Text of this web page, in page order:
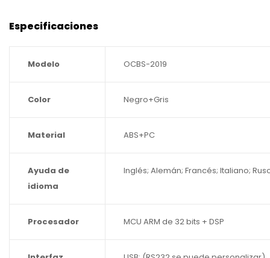
Especificaciones
Modelo OCBS-2019
Color Negro+Gris
Material ABS+PC
Ayuda de
idioma
Inglés; Alemán; Francés; Italiano;
Procesador MCU ARM de 32 bits + DSP